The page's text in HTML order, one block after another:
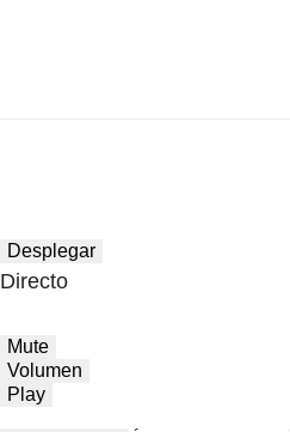
Desplegar
Directo
Mute
Volumen
Play